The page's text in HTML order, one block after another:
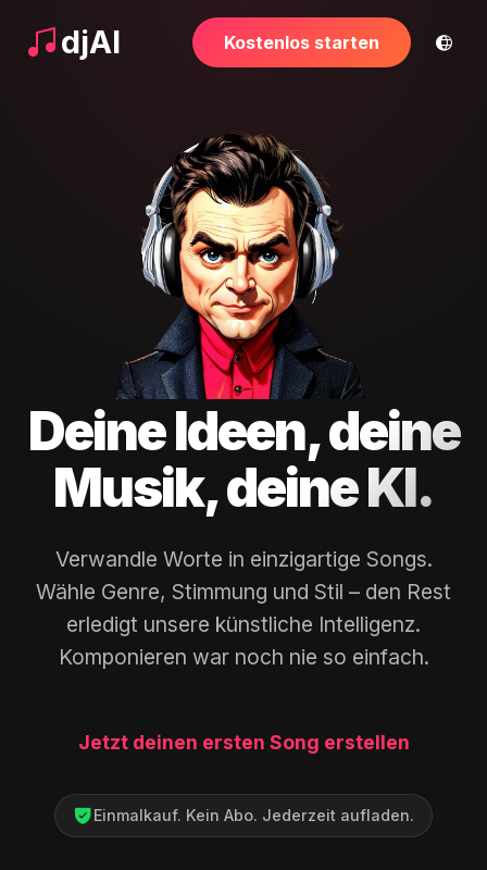
djAI Kostenlos starten
Deine Ideen, deine
Musik, deine KI.
Verwandle Worte in einzigartige Songs.
Wähle Genre, Stimmung und Stil – den Rest
erledigt unsere künstliche Intelligenz.
Komponieren war noch nie so einfach.
Jetzt deinen ersten Song erstellen
Einmalkauf. Kein Abo. Jederzeit aufladen.